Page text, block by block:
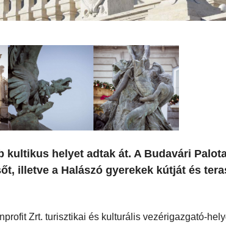
kultikus helyet adtak át. A Budavári
illetve a Halászó gyerekek kútját és
Zrt. turisztikai és kulturális vezérigazgató-